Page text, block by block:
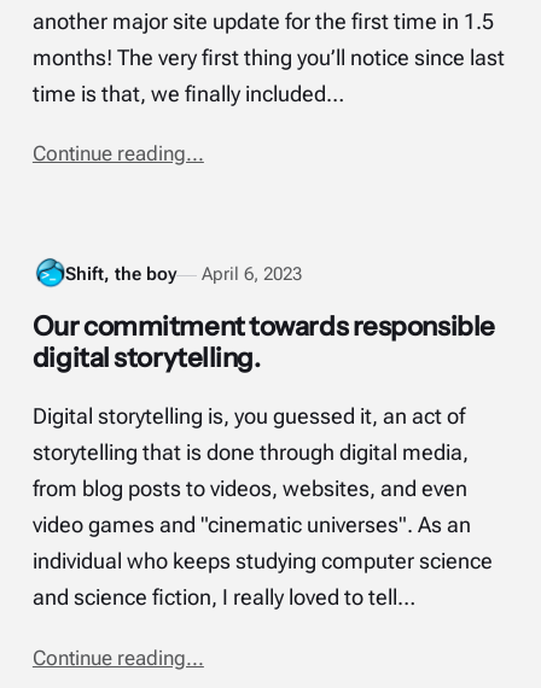
another major site update for the first time in 1.5
months! The very first thing you’ll notice since last
time is that, we finally included…
Continue reading...
Shift, the boy April 6, 2023
Our commitment towards responsible
digital storytelling.
Digital storytelling is, you guessed it, an act of
storytelling that is done through digital media,
from blog posts to videos, websites, and even
video games and "cinematic universes". As an
individual who keeps studying computer science
and science fiction, I really loved to tell…
Continue reading...